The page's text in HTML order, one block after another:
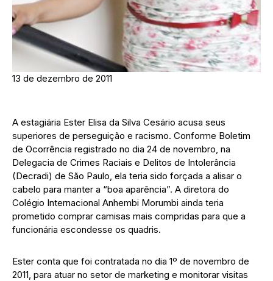
13 de dezembro de 2011
A estagiária Ester Elisa da Silva Cesário acusa seus
superiores de perseguição e racismo. Conforme Boletim
de Ocorrência registrado no dia 24 de novembro, na
Delegacia de Crimes Raciais e Delitos de Intolerância
(Decradi) de São Paulo, ela teria sido forçada a alisar o
cabelo para manter a “boa aparência”. A diretora do
Colégio Internacional Anhembi Morumbi ainda teria
prometido comprar camisas mais compridas para que a
funcionária escondesse os quadris.
Ester conta que foi contratada no dia 1º de novembro de
2011, para atuar no setor de marketing e monitorar visitas